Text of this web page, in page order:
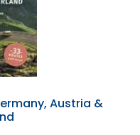
Austria &